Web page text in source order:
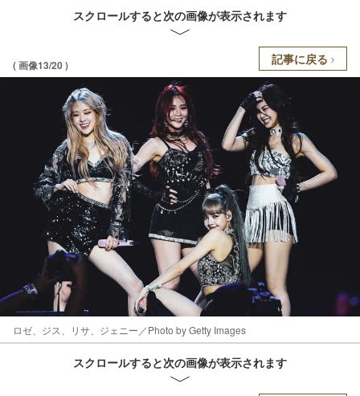
スクロールすると次の画像が表示されます
( 画像13/20 ) 記事に戻る
ロゼ、ジス、リサ、ジェニー／Photo by Getty Images
スクロールすると次の画像が表示されます